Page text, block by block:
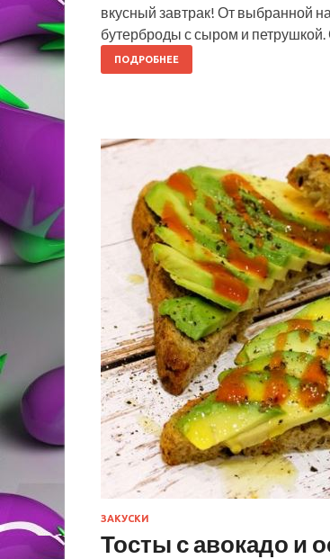
вкусный завтрак! От выбранной
бутерброды с сыром и
ПОДРОБНЕЕ
ЗАКУСКИ
Тосты с авокадо и